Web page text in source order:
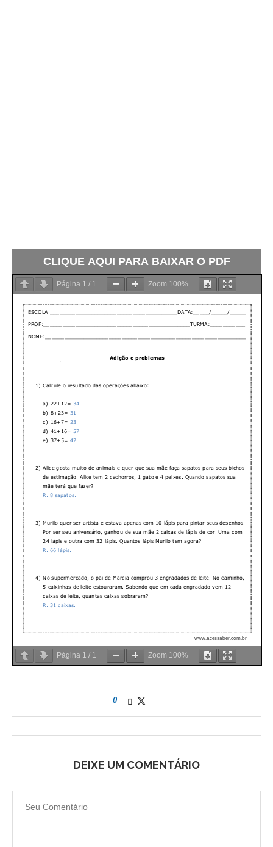
CLIQUE AQUI PARA BAIXAR O PDF
Página 1 / 1 Zoom 100%
Página 1 / 1 Zoom 100%
0
DEIXE UM COMENTÁRIO